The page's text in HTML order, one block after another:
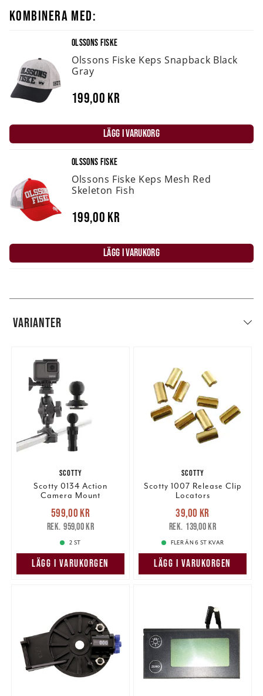
KOMBINERA MED:
OLSSONS FISKE
Olssons Fiske Keps Snapback Black
Gray
199,00 kr
LÄGG I VARUKORG
OLSSONS FISKE
Olssons Fiske Keps Mesh Red
Skeleton Fish
199,00 kr
LÄGG I VARUKORG
VARIANTER
SCOTTY
Scotty 0134 Action
Camera Mount
Nuvarande pris
599,00 krTidigare pris
959,00 kr
599,00 kr
959,00 kr
2 ST
LÄGG I VARUKORGEN
SCOTTY
Scotty 1007 Release Clip
Locators
Nuvarande pris
39,00 krTidigare pris
139,00 kr
39,00 kr
139,00 kr
FLER ÄN 6 ST KVAR
LÄGG I VARUKORGEN